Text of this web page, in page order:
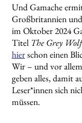
Und Gamache
Großbritannien
im Oktober 2024
Titel The Grey Wolf
hierschon einen
Wir – und vor
geben alles, damit
Leser*innen sich
müssen.